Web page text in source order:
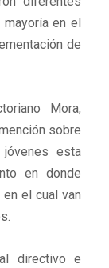
en el
de
Mora,
sobre
esta
en donde
el cual van
directivo e